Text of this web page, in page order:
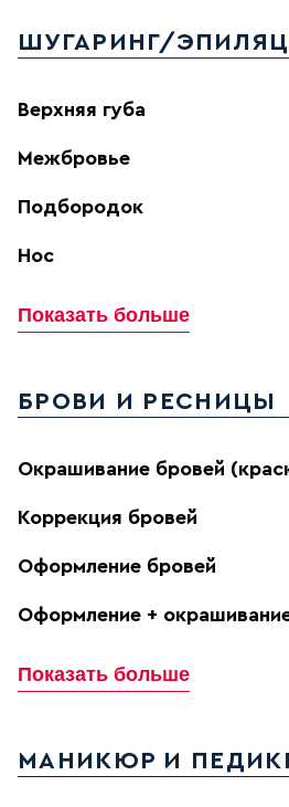
ШУГАРИНГ/
Верхняя губа
Межбровье
Подбородок
Нос
Показать больше
БРОВИ И РЕСНИЦЫ
Окрашивание бровей
Коррекция бровей
Оформление бровей
Оформление +
Показать больше
МАНИКЮР И